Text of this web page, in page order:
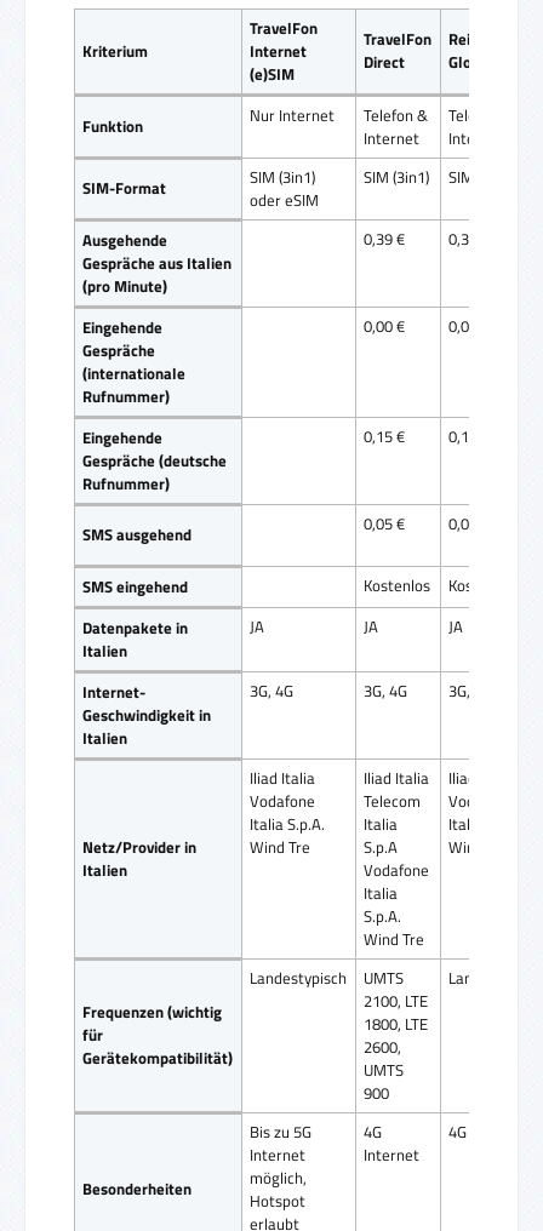
Kriterium
TravelFon
Internet
(e)SIM
TravelFon
Direct
ReiseSIM
Global SIM
Funktion Nur Internet
Telefon &
Internet
Telefon &
Internet
SIM-Format
SIM (3in1)
oder eSIM
SIM (3in1) SIM (3in1)
Ausgehende
Gespräche aus Italien
(pro Minute)
0,39 € 0,39 €
Eingehende
Gespräche
(internationale
Rufnummer)
0,00 € 0,00 €
Eingehende
Gespräche (deutsche
Rufnummer)
0,15 € 0,15 €
SMS ausgehend 0,05 € 0,05 €
SMS eingehend Kostenlos
Kostenlos
Datenpakete in
Italien
JA JA JA
Internet-
Geschwindigkeit in
Italien
3G, 4G 3G, 4G 3G, 4G
Netz/Provider in
Italien
Iliad Italia
Vodafone
Italia S.p.A.
Wind Tre
Iliad Italia
Telecom
Italia
S.p.A
Vodafone
Italia
S.p.A.
Wind Tre
Iliad Italia
Vodafone
Italia S.p.A.
Wind Tre
Frequenzen (wichtig
für
Gerätekompatibilität)
Landestypisch
UMTS
2100, LTE
1800, LTE
2600,
UMTS
900
Besonderheiten
Bis zu 5G
Internet
möglich,
Hotspot
erlaubt
4G
Internet
4G Internet